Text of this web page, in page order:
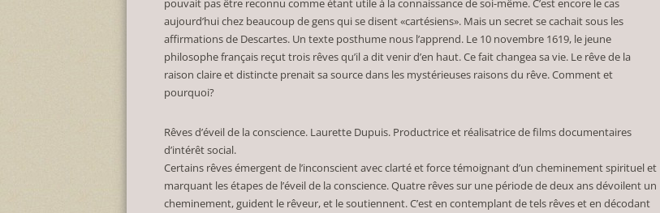
aujourd’hui chez beaucoup de gens qui se disent «cartésiens». Mais un secret se cachait sous les
affirmations de Descartes. Un texte posthume nous l’apprend. Le 10 novembre 1619, le jeune
philosophe français reçut trois rêves qu’il a dit venir d’en haut. Ce fait changea sa vie. Le rêve de la
raison claire et distincte prenait sa source dans les mystérieuses raisons du rêve. Comment et
pourquoi?
Rêves d’éveil de la conscience. Laurette Dupuis. Productrice et réalisatrice de films documentaires
d’intérêt social.
Certains rêves émergent de l’inconscient avec clarté et force témoignant d’un cheminement spirituel et
marquant les étapes de l’éveil de la conscience. Quatre rêves sur une période de deux ans dévoilent un
cheminement, guident le rêveur, et le soutiennent. C’est en contemplant de tels rêves et en décodant